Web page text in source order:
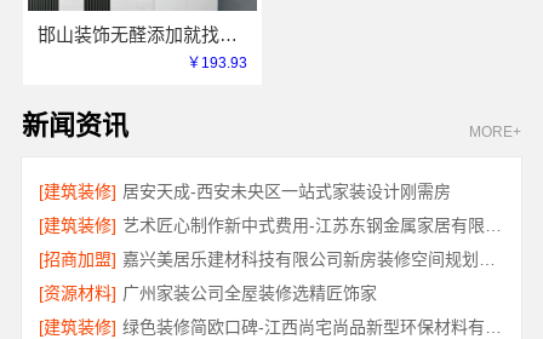
邯山装饰无醛添加就找邯郸至臻全宅新材料有限公司
￥193.93
新闻资讯 MORE+
[建筑装修] 居安天成-西安未央区一站式家装设计刚需房
[建筑装修]
[招商加盟]
[资源材料] 广州家装公司全屋装修选精匠饰家
[建筑装修]